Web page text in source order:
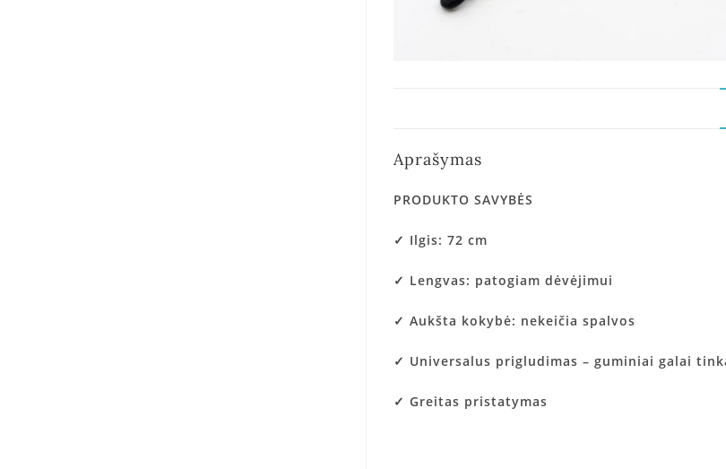
Aprašymas
PRODUKTO SAVYBĖS
✓ Ilgis: 72 cm
✓ Lengvas: patogiam dėvėjimui
✓ Aukšta kokybė: nekeičia spalvos
✓ Universalus prigludimas – guminiai galai
✓ Greitas pristatymas